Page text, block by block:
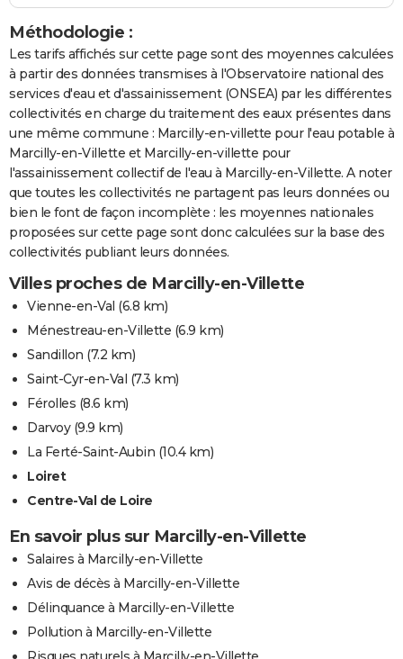
Méthodologie :
Les tarifs affichés sur cette page sont des moyennes calculées
à partir des données transmises à l'Observatoire national des
services d'eau et d'assainissement (ONSEA) par les différentes
collectivités en charge du traitement des eaux présentes dans
une même commune : Marcilly-en-villette pour l'eau potable à
Marcilly-en-Villette et Marcilly-en-villette pour
l'assainissement collectif de l'eau à Marcilly-en-Villette. A noter
que toutes les collectivités ne partagent pas leurs données ou
bien le font de façon incomplète : les moyennes nationales
proposées sur cette page sont donc calculées sur la base des
collectivités publiant leurs données.
Villes proches de Marcilly-en-Villette
Vienne-en-Val (6.8 km)
Ménestreau-en-Villette (6.9 km)
Sandillon (7.2 km)
Saint-Cyr-en-Val (7.3 km)
Férolles (8.6 km)
Darvoy(9.9 km)
La Ferté-Saint-Aubin (10.4 km)
Loiret
Centre-Val de Loire
En savoir plus sur Marcilly-en-Villette
Salaires à Marcilly-en-Villette
Avis de décès à Marcilly-en-Villette
Délinquance à Marcilly-en-Villette
Pollution à Marcilly-en-Villette